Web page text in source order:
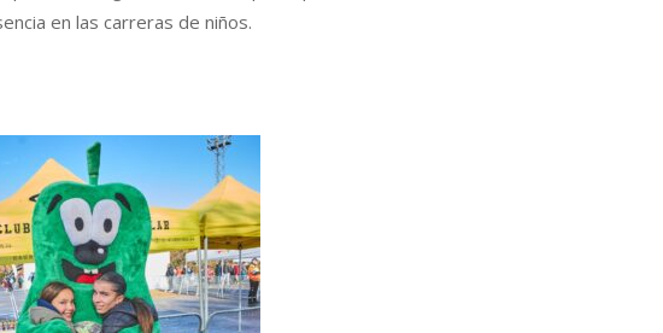
en las carreras de niños.